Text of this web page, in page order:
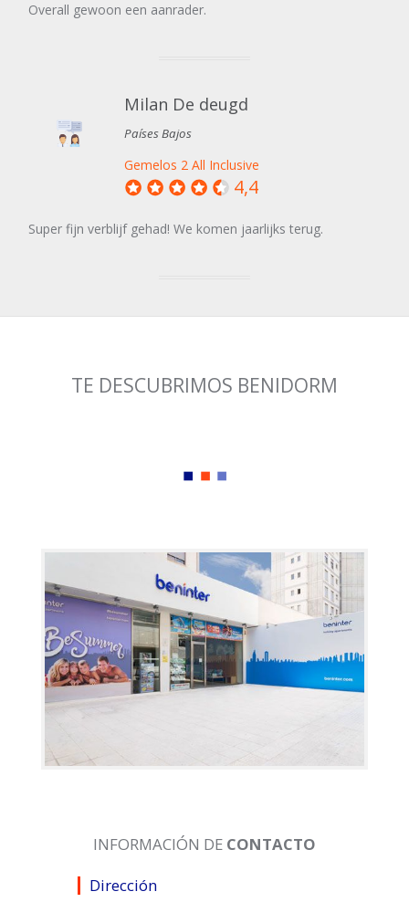
Overall gewoon een aanrader.
Milan De deugd
Países Bajos
Gemelos 2 All Inclusive
4,4
Super fijn verblijf gehad! We komen jaarlijks terug.
TE DESCUBRIMOS BENIDORM
INFORMACIÓN DE CONTACTO
Dirección